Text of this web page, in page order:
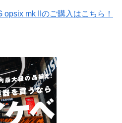
mk IIのご購入はこちら！